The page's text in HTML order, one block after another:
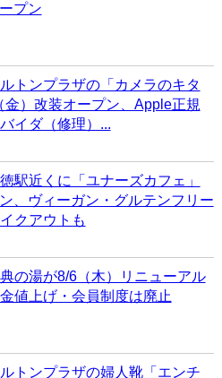
プン
ルトンプラザの「カメラのキタ
金）改装オープン、Apple正規
イダ（修理）...
駅近くに「ユナーズカフェ」
、ヴィーガン・グルテンフリー
クアウトも
典の湯が8/6（木）リニューアル
値上げ・会員制度は廃止
ルトンプラザの婦人靴「エンチ